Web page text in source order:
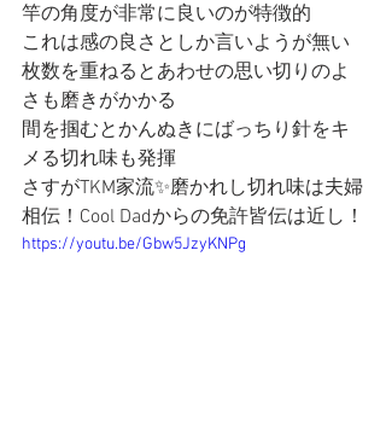
竿の角度が非常に良いのが特徴的
これは感の良さとしか言いようが無い
枚数を重ねるとあわせの思い切りのよ
さも磨きがかかる
間を掴むとかんぬきにばっちり針をキ
メる切れ味も発揮
さすがTKM家流✨磨かれし切れ味は夫婦
相伝！Cool Dadからの免許皆伝は近し！
https://youtu.be/Gbw5JzyKNPg